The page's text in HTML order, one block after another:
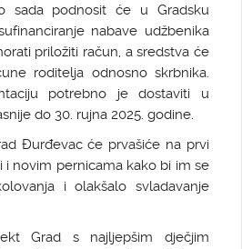
sada podnosit će u Gradsku
nabave udžbenika
priložiti račun, a sredstva će
roditelja odnosno skrbnika.
potrebno je dostaviti u
do 30. rujna 2025. godine.
Đurđevac će prvašiće na prvi
i novim pernicama kako bi im se
i olakšalo svladavanje
Grad s najljepšim dječjim